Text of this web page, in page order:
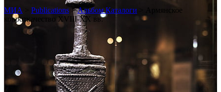
МИА Publications >Альбом Каталоги
Армянское
ковроткачество XVIII-XX вв.